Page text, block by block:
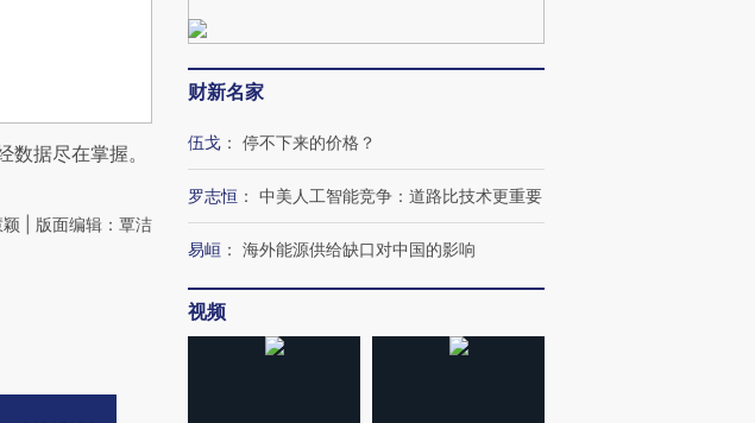
数据尽在掌握。
| 版面编辑：覃洁
财新名家
伍戈 ： 停不下来的价格？
罗志恒 ： 中美人工智能竞争：道路比技术更重要
易峘 ： 海外能源供给缺口对中国的影响
视频